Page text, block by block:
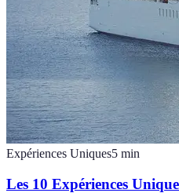
Expériences Uniques5 min
Les 10 Expériences